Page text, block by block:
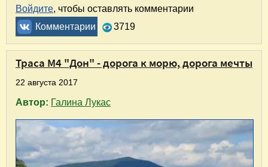
Войдите, чтобы оставлять комментарии
Комментарии
3719
Траса М4 "Дон" - дорога к морю, дорога мечты
22 августа 2017
Автор: Галина Лукас